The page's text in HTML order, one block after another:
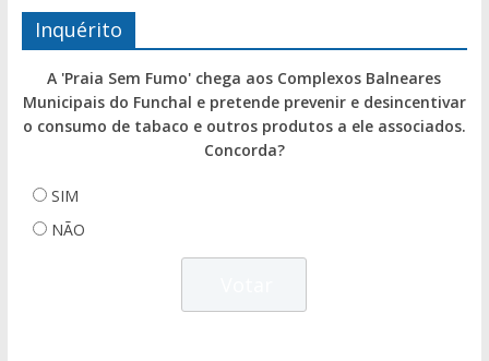
Inquérito
A 'Praia Sem Fumo' chega aos Complexos Balneares
Municipais do Funchal e pretende prevenir e desincentivar
o consumo de tabaco e outros produtos a ele associados.
Concorda?
SIM
NÃO